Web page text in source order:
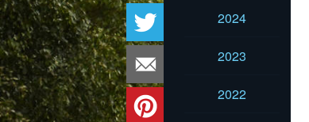
2024
2023
2022